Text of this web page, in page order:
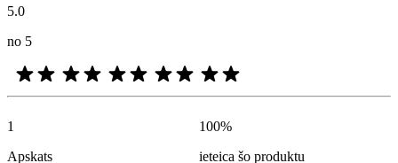
5.0
no 5
1
Apskats
100%
ieteica šo produktu